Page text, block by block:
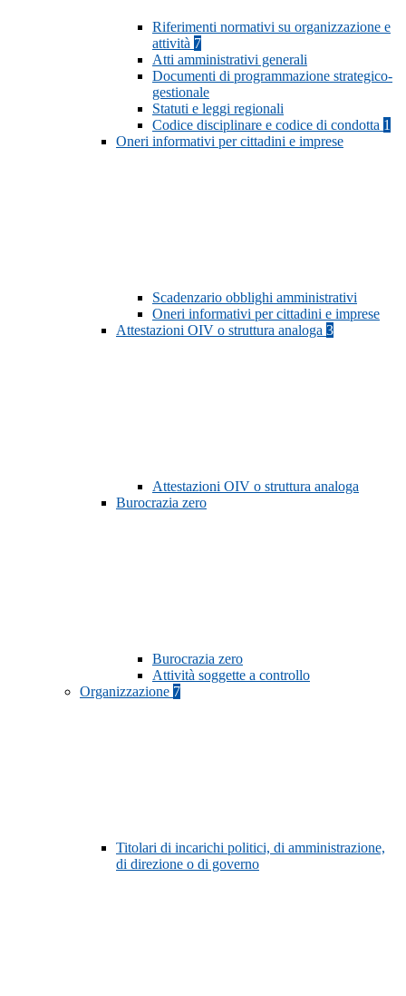
Riferimenti normativi su organizzazione e
attività 7
Atti amministrativi generali
Documenti di programmazione strategico-
gestionale
Statuti e leggi regionali
Codice disciplinare e codice di condotta 1
Oneri informativi per cittadini e imprese
Scadenzario obblighi amministrativi
Oneri informativi per cittadini e imprese
Attestazioni OIV o struttura analoga 3
Attestazioni OIV o struttura analoga
Burocrazia zero
Burocrazia zero
Attività soggette a controllo
Organizzazione 7
Titolari di incarichi politici, di amministrazione,
di direzione o di governo